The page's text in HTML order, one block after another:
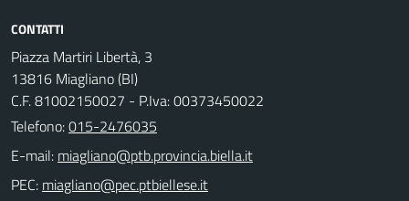
CONTATTI
Piazza Martiri Libertà, 3
13816 Miagliano (BI)
C.F. 81002150027 - P.Iva: 00373450022
Telefono:015-2476035
E-mail:
PEC: